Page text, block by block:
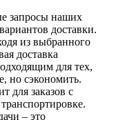
запросы наших
доставки.
из выбранного
доставка
для тех,
но сэкономить.
для заказов с
– это